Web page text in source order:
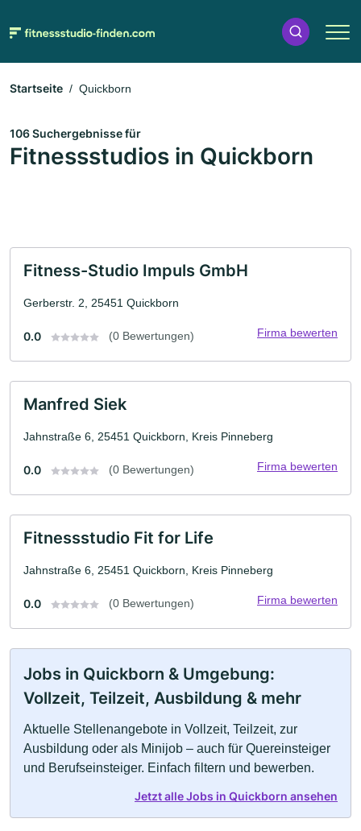
Startseite Quickborn
106 Suchergebnisse für
Fitnessstudios in Quickborn
Fitness-Studio Impuls GmbH
Gerberstr. 2, 25451 Quickborn
0.0 (0 Bewertungen) Firma bewerten
Manfred Siek
Jahnstraße 6, 25451 Quickborn, Kreis Pinneberg
0.0 (0 Bewertungen) Firma bewerten
Fitnessstudio Fit for Life
Jahnstraße 6, 25451 Quickborn, Kreis Pinneberg
0.0 (0 Bewertungen) Firma bewerten
Jobs in Quickborn & Umgebung:
Vollzeit, Teilzeit, Ausbildung & mehr
Aktuelle Stellenangebote in Vollzeit, Teilzeit, zur
Ausbildung oder als Minijob – auch für Quereinsteiger
und Berufseinsteiger. Einfach filtern und bewerben.
Jetzt alle Jobs in Quickborn ansehen